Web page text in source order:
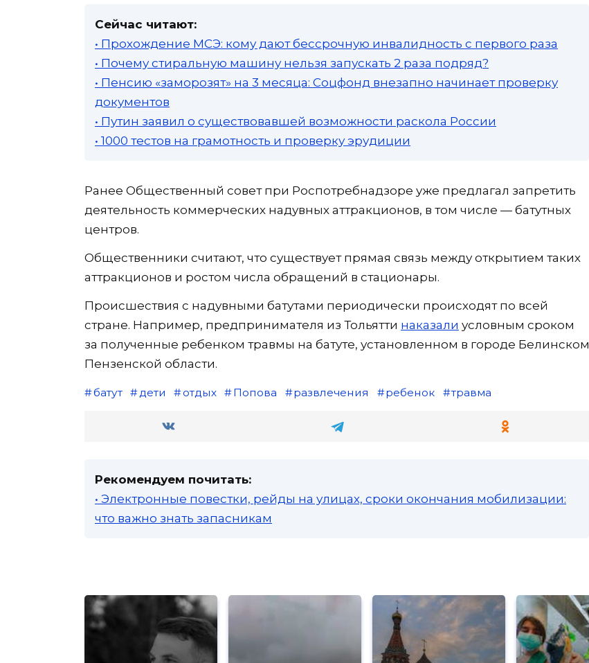
Сейчас читают:
• Прохождение МСЭ: кому дают бессрочную инвалидность с первого раза
• Почему стиральную машину нельзя запускать 2 раза подряд?
• Пенсию «заморозят» на 3 месяца: Соцфонд внезапно начинает проверку
документов
• Путин заявил о существовавшей возможности раскола России
• 1000 тестов на грамотность и проверку эрудиции
Ранее Общественный совет при Роспотребнадзоре уже предлагал запретить
деятельность коммерческих надувных аттракционов, в том числе — батутных
центров.
Общественники считают, что существует прямая связь между открытием таких
аттракционов и ростом числа обращений в стационары.
Происшествия с надувными батутами периодически происходят по всей
стране. Например, предпринимателя из Тольятти наказали условным сроком
за полученные ребенком травмы на батуте, установленном в городе Белинском
Пензенской области.
батут дети отдых Попова развлечения ребенок травма
Рекомендуем почитать:
• Электронные повестки, рейды на улицах, сроки окончания мобилизации:
что важно знать запасникам